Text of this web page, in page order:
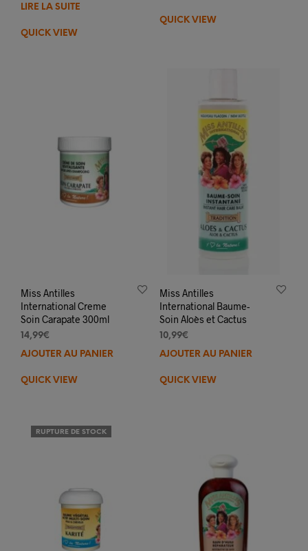
LIRE LA SUITE
QUICK VIEW
QUICK VIEW
Miss Antilles
International Creme
Soin Carapate 300ml
14,99€
AJOUTER AU PANIER
QUICK VIEW
Miss Antilles
International Baume-
Soin Aloès et Cactus
10,99€
AJOUTER AU PANIER
QUICK VIEW
RUPTURE DE STOCK